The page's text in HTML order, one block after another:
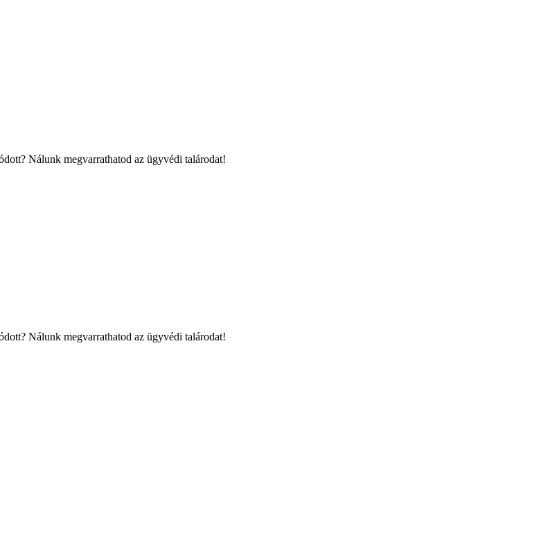
Nálunk megvarrathatod az ügyvédi talárodat!
Nálunk megvarrathatod az ügyvédi talárodat!